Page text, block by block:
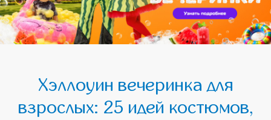
Хэллоуин вечеринка для
взрослых: 25 идей костюмов,